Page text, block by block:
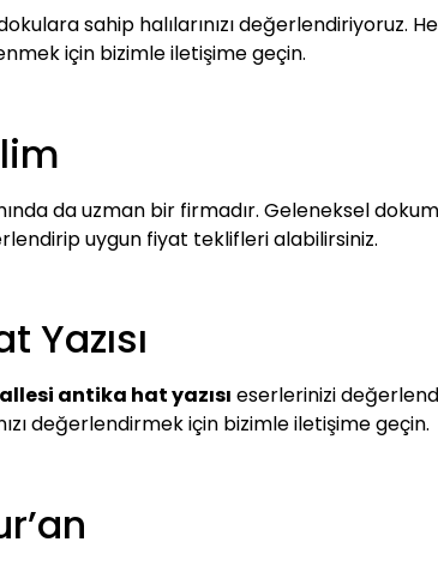
sahip halılarınızı değerlendiriyoruz.
için bizimle iletişime geçin.
da uzman bir firmadır. Geleneksel
uygun fiyat teklifleri alabilirsiniz.
antika hat yazısı eserlerinizi
değerlendirmek için bizimle iletişime geçin.